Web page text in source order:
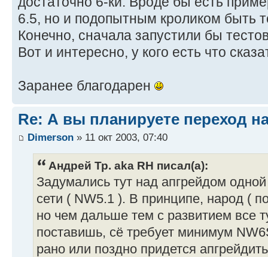
6.5, но и подопытным кроликом быть
Конечно, сначала запустили бы
Вот и интересно, у кого есть что
Заранее благодарен
Re: А вы планируете переход
Dimerson » 11 окт 2003, 07:40
Андрей Тр. aka RH писал(а):
Задумались тут над апгрейдом
сети ( NW5.1 ). В принципе, народ (
но чем дальше тем с развитием все
поставишь, сё требует минимум
рано или поздно придется